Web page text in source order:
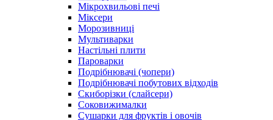
Мікрохвильові печі
Міксери
Морозивниці
Мультиварки
Настільні плити
Пароварки
Подрібнювачі (чопери)
Подрібнювачі побутових відходів
Скиборізки (слайсери)
Соковижималки
Сушарки для фруктів і овочів